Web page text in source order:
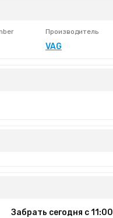
Производитель
VAG
Забрать сегодня с 11:00